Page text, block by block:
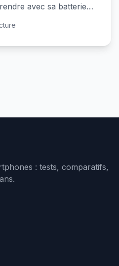
avec sa batterie
: tests, comparatifs,